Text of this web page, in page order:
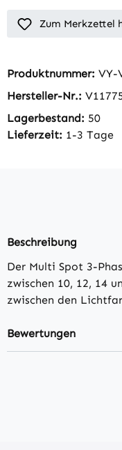
Zum Merkzettel
Produktnummer: VY-
Hersteller-Nr.:
Lagerbestand: 50
Lieferzeit: 1-3 Tage
Beschreibung
Der Multi Spot 3-
zwischen 10, 12, 14
zwischen den
Bewertungen